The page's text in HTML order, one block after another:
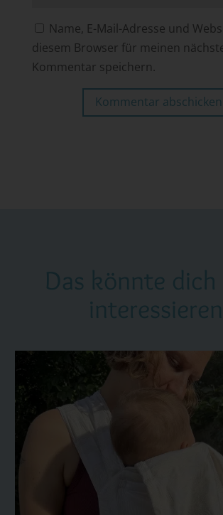
Name, E-Mail-Adresse und
diesem Browser für meinen
Kommentar speichern.
Kommentar abschicken
Das könnte dich